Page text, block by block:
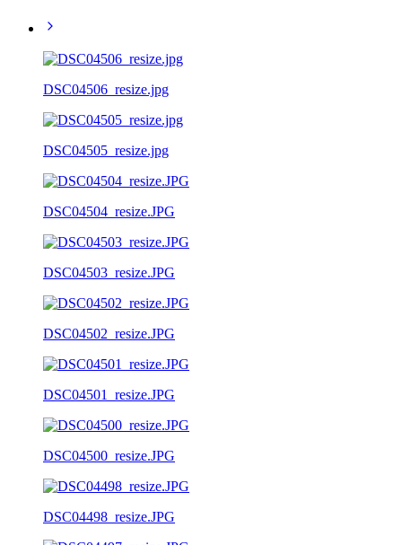
DSC04506_resize.jpg
DSC04505_resize.jpg
DSC04504_resize.JPG
DSC04503_resize.JPG
DSC04502_resize.JPG
DSC04501_resize.JPG
DSC04500_resize.JPG
DSC04498_resize.JPG